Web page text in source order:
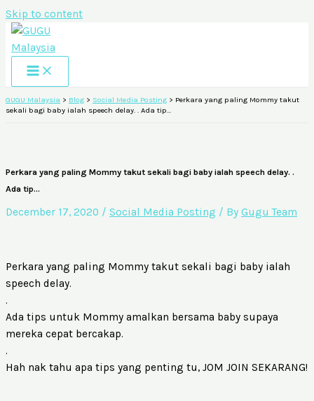
Skip to content
GUGU Malaysia > Blog > Social Media Posting > Perkara yang paling Mommy takut
sekali bagi baby ialah speech delay. . Ada tip…
Perkara yang paling Mommy takut sekali bagi baby ialah speech delay. .
Ada tip…
December 17, 2020 / Social Media Posting / By Gugu Team
Perkara yang paling Mommy takut sekali bagi baby ialah
speech delay.
.
Ada tips untuk Mommy amalkan bersama baby supaya
mereka cepat bercakap.
.
Hah nak tahu apa tips yang penting tu, JOM JOIN SEKARANG!